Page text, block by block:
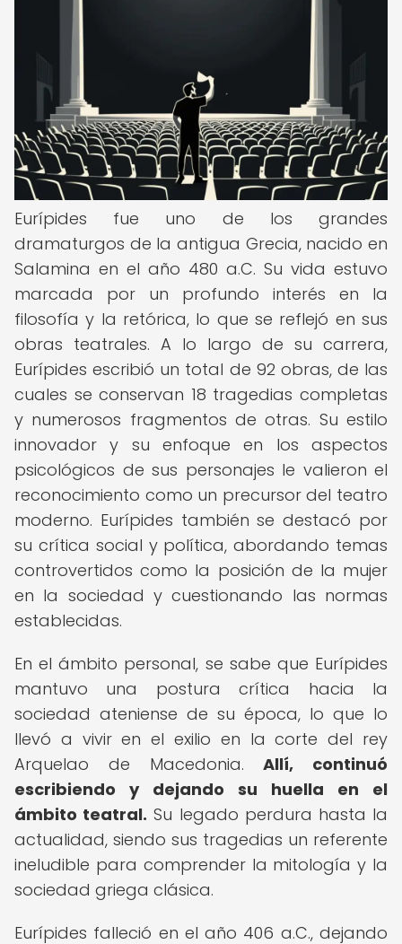
Eurípides fue uno de los grandes
dramaturgos de la antigua Grecia, nacido en
Salamina en el año 480 a.C. Su vida estuvo
marcada por un profundo interés en la
filosofía y la retórica, lo que se reflejó en sus
obras teatrales. A lo largo de su carrera,
Eurípides escribió un total de 92 obras, de las
cuales se conservan 18 tragedias completas
y numerosos fragmentos de otras. Su estilo
innovador y su enfoque en los aspectos
psicológicos de sus personajes le valieron el
reconocimiento como un precursor del teatro
moderno. Eurípides también se destacó por
su crítica social y política, abordando temas
controvertidos como la posición de la mujer
en la sociedad y cuestionando las normas
establecidas.
En el ámbito personal, se sabe que Eurípides
mantuvo una postura crítica hacia la
sociedad ateniense de su época, lo que lo
llevó a vivir en el exilio en la corte del rey
Arquelao de Macedonia.Allí, continuó
escribiendo y dejando su huella en el
ámbito teatral. Su legado perdura hasta la
actualidad, siendo sus tragedias un referente
ineludible para comprender la mitología y la
sociedad griega clásica.
Eurípides falleció en el año 406 a.C., dejando